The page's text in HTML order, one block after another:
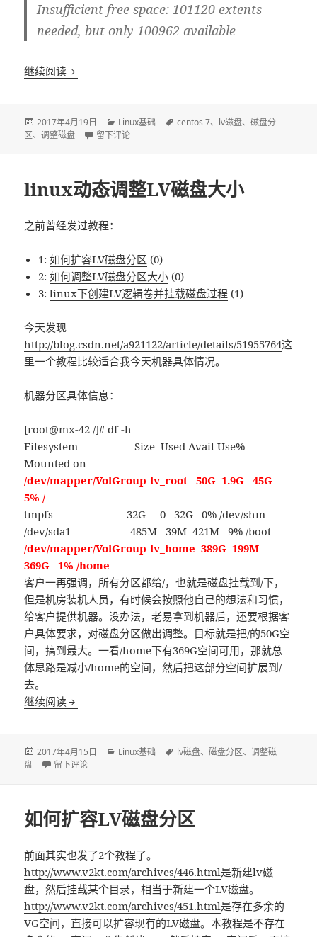
Insufficient free space: 101120 extents
needed, but only 100962 available
继续阅读CentOS 7 动态调整lv分区：扩大 root分区缩小
发
布
2017年4月19日
分
类
Linux基础
标
centos 7、 lv磁盘、磁盘分
区、调整磁盘 于CentOS 7 动态调整lv分区：扩大 root分区缩小home分
留下评论
linux动态调整LV磁盘大小
之前曾经发过教程：
1:如何扩容LV磁盘分区 (0)
2:如何调整LV磁盘分区大小 (0)
3:linux下创建LV逻辑卷并挂载磁盘过程 (1)
今天发现
http://blog.csdn.net/a921122/article/details/51955764这
里一个教程比较适合我今天机器具体情况。
机器分区具体信息：
[root@mx-42 /]# df -h
Filesystem Size Used Avail Use%
Mounted on
/dev/mapper/VolGroup-lv_root 50G 1.9G 45G
5% /
tmpfs 32G 0 32G 0% /dev/shm
/dev/sda1 485M 39M 421M 9% /boot
/dev/mapper/VolGroup-lv_home 389G 199M
369G 1% /home
客户一再强调，所有分区都给/，也就是磁盘挂载到/下，
但是机房装机人员，有时候会按照他自己的想法和习惯，
给客户提供机器。没办法，老易拿到机器后，还要根据客
户具体要求，对磁盘分区做出调整。目标就是把/的50G空
间，搞到最大。一看/home下有369G空间可用，那就总
体思路是减小/home的空间，然后把这部分空间扩展到/
去。
继续阅读linux动态调整LV磁盘大小
发
布
2017年4月15日
分
Linux基础
标
lv磁盘、磁盘分区、调整磁
盘
于linux动态调整LV磁盘大小
留下评论
如何扩容LV磁盘分区
前面其实也发了2个教程了。
http://www.v2kt.com/archives/446.html是新建lv磁
盘，然后挂载某个目录，相当于新建一个LV磁盘。
http://www.v2kt.com/archives/451.html是存在多余的
VG空间，直接可以扩容现有的LV磁盘。本教程是不存在